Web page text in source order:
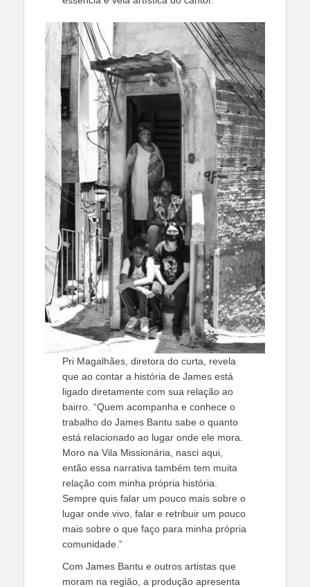
Pri Magalhães, diretora do curta, revela
que ao contar a história de James está
ligado diretamente com sua relação ao
bairro. “Quem acompanha e conhece o
trabalho do James Bantu sabe o quanto
está relacionado ao lugar onde ele mora.
Moro na Vila Missionária, nasci aqui,
então essa narrativa também tem muita
relação com minha própria história.
Sempre quis falar um pouco mais sobre o
lugar onde vivo, falar e retribuir um pouco
mais sobre o que faço para minha própria
comunidade.”
Com James Bantu e outros artistas que
moram na região, a produção apresenta